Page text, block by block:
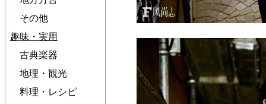
その他
趣味・実用
古典楽器
地理・観光
料理・レシピ